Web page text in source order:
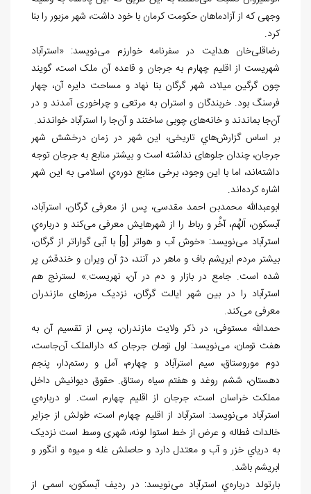
وجهی که از آزادماهان حکومت کرمان با خود داشت، شهر مزبور را بنا
کرد.
رضاقلیخان هدایت در سفرنامه خوارزم مینویسد: «استرآباد
شهریست از اقلیم چهارم به جرجان و قاعده آن ملک است، گویند
چون گرگین میلاد، شهر گرگان بنا نهاد و مساحت دايره آن، چهار
فرسنگ بود. خربندگان و استران به مرتعی و چراخوری آمدند و در
آنجا بماندند و خانههای چوبی ساختند و آنجا را استرآباد خواندند.
بر اساس گزارش‌هاي تاریخی، این شهر در زمان درخشش شهر
جرجان، چندان جلوهای نداشته است و بیشتر منابع به جرجان توجه
داشته‌‍اند، اما با این وجود، برخی منابع دورهي اسلامی به این شهر
اشاره کرده‌اند.
ابوعبدالله محمدبن احمد مقدسی، پس از معرفی گرگان، استرآباد،
آبسکون، اَلهُم، آخُر و رباط را از شهرهایش معرفی می‌کند و دربارهي
استرآباد می‌نویسد: «خوش آب و هواتر [و] با آبی گواراتر از گرگان،
بیشتر مردم ابریشم باف و ماهر در آنند، دژ آن ویران و خندقش پر
شده است. جامع در بازار و دم در آن، نهریست.» لسترنج هم
استرآباد را در بین شهر ایالت گرگان، نزدیک مرزهای مازندران
معرفی میکند.
حمدالله مستوفی، در ذکر ولایت مازندران، پس از تقسیم آن به
هفت تومان، مینویسد: اول تومان جرجان که دارالملک آنجاست،
دوم موروستاق، سیم استرآباد و چهارم، آمل و رستمدار، پنجم
دهستان، ششم روغد و هفتم سیاه رستاق. حقوق دیوانیش داخل
مملکت خراسان است، جرجان از اقلیم چهارم است. او دربارهي
استرآباد مینویسد: استرآباد از اقلیم چهارم است، طولش از جزایر
خالدات فطاله و عرض از خط استوا لونه، شهری وسط است نزدیک
به دریاي خزر و آب و معتدل دارد و حاصلش غله و میوه و انگور و
ابریشم باشد.
بارتولد دربارهي استرآباد مینویسد: در ردیف آبسکون، اسمی از